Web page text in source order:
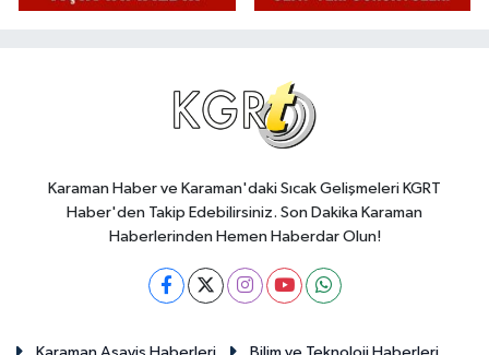
Karaman Haber ve Karaman'daki Sıcak Gelişmeleri KGRT
Haber'den Takip Edebilirsiniz. Son Dakika Karaman
Haberlerinden Hemen Haberdar Olun!